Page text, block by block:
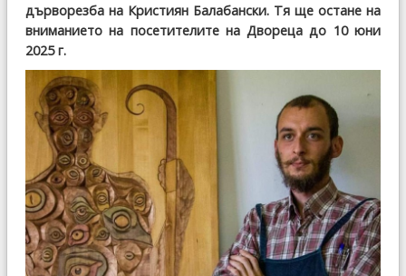
дърворезба на Кристиян Балабански. Тя ще остане на
вниманието на посетителите на Двореца до 10 юни
2025 г.